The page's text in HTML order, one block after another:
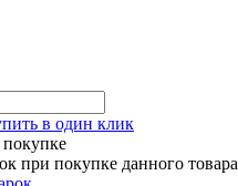
в один клик
при покупке данного товара